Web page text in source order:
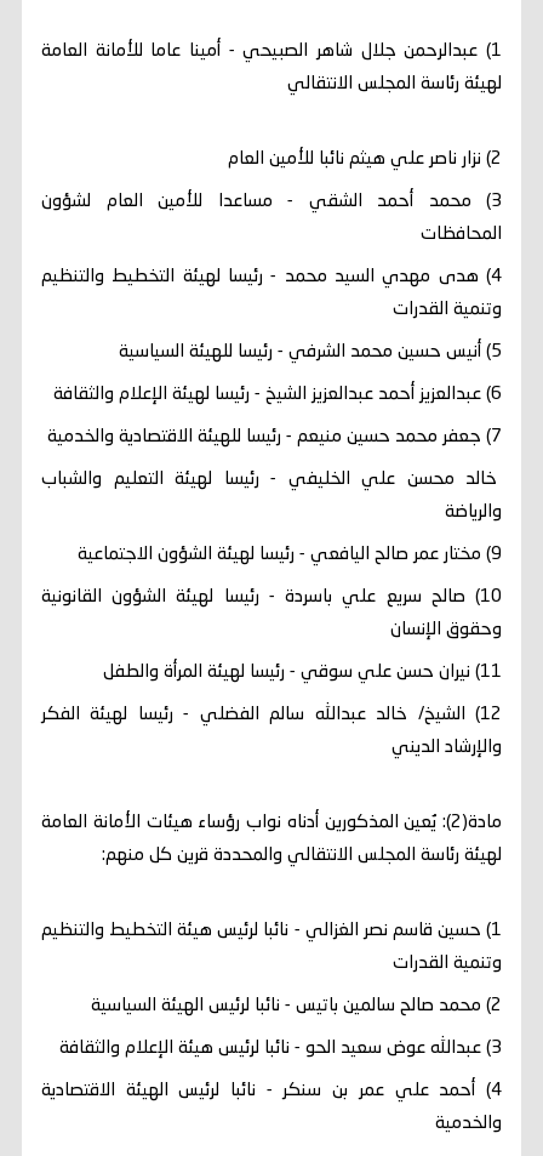
1) عبدالرحمن جلال شاهر الصبيحي - أمينا عاما للأمانة العامة
لهيئة رئاسة المجلس الانتقالي
2) نزار ناصر علي هيثم نائبا للأمين العام
3) محمد أحمد الشقي - مساعدا للأمين العام لشؤون
المحافظات
4) هدى مهدي السيد محمد - رئيسا لهيئة التخطيط والتنظيم
وتنمية القدرات
5) أنيس حسين محمد الشرفي - رئيسا للهيئة السياسية
6) عبدالعزيز أحمد عبدالعزيز الشيخ - رئيسا لهيئة الإعلام والثقافة
7) جعفر محمد حسين منيعم - رئيسا للهيئة الاقتصادية والخدمية
خالد محسن علي الخليفي - رئيسا لهيئة التعليم والشباب
والرياضة
9) مختار عمر صالح اليافعي - رئيسا لهيئة الشؤون الاجتماعية
10) صالح سريع علي باسردة - رئيسا لهيئة الشؤون القانونية
وحقوق الإنسان
11) نيران حسن علي سوقي - رئيسا لهيئة المرأة والطفل
12) الشيخ/ خالد عبدالله سالم الفضلي - رئيسا لهيئة الفكر
والإرشاد الديني
مادة(2): يُعين المذكورين أدناه نواب رؤساء هيئات الأمانة العامة
لهيئة رئاسة المجلس الانتقالي والمحددة قرين كل منهم:
1) حسين قاسم نصر الغزالي - نائبا لرئيس هيئة التخطيط والتنظيم
وتنمية القدرات
2) محمد صالح سالمين باتيس - نائبا لرئيس الهيئة السياسية
3) عبدالله عوض سعيد الحو - نائبا لرئيس هيئة الإعلام والثقافة
4) أحمد علي عمر بن سنكر - نائبا لرئيس الهيئة الاقتصادية
والخدمية